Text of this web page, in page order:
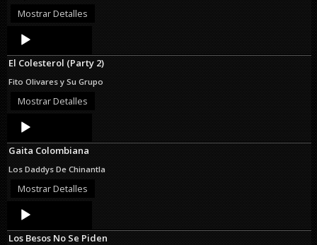
Mostrar Detalles
Audio
Player
El Colesterol (Party 2)
Fito Olivares y Su Grupo
Mostrar Detalles
Audio
Player
Gaita Colombiana
Los Daddys De Chinantla
Mostrar Detalles
Audio
Player
Los Besos No Se Piden